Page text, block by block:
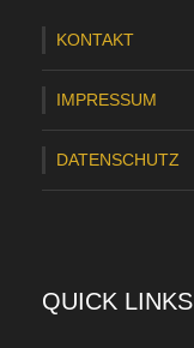
KONTAKT
IMPRESSUM
DATENSCHUTZ
QUICK LINKS